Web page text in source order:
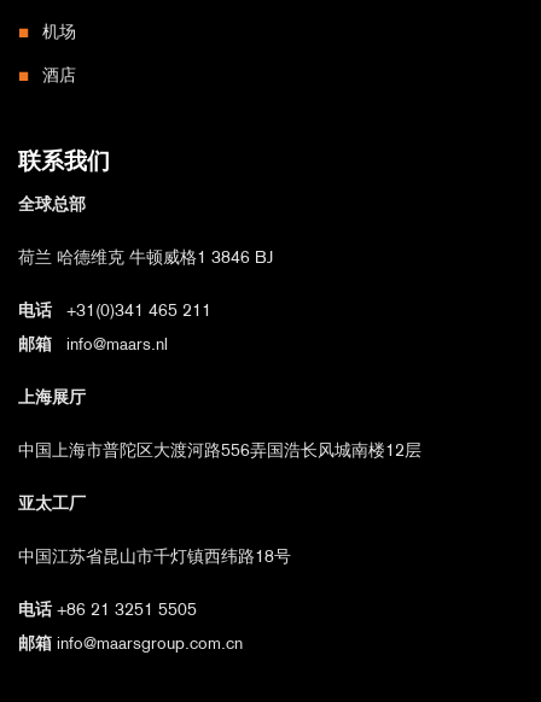
机场
酒店
联系我们
全球总部
荷兰 哈德维克 牛顿威格1 3846 BJ
电话
+31(0)341 465 211
邮箱
info@maars.nl
上海展厅
中国上海市普陀区大渡河路556弄国浩长风城南楼12层
亚太工厂
中国江苏省昆山市千灯镇西纬路18号
电话 +86 21 3251 5505
邮箱 info@maarsgroup.com.cn